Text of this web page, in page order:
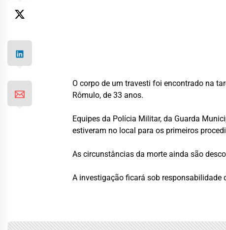
O corpo de um travesti foi encontrado na
Rômulo, de 33 anos.
Equipes da Polícia Militar, da Guarda
estiveram no local para os primeiros
As circunstâncias da morte ainda são
A investigação ficará sob responsabilidade